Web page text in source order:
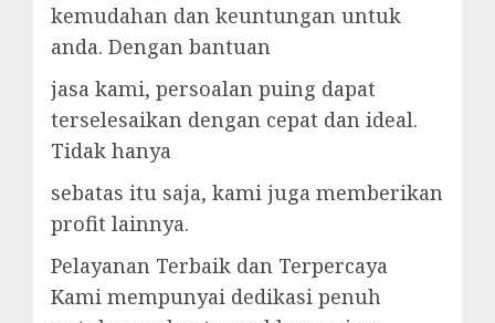
kemudahan dan keuntungan untuk
anda. Dengan bantuan
jasa kami, persoalan puing dapat
terselesaikan dengan cepat dan ideal.
Tidak hanya
sebatas itu saja, kami juga memberikan
profit lainnya.
Pelayanan Terbaik dan Terpercaya
Kami mempunyai dedikasi penuh